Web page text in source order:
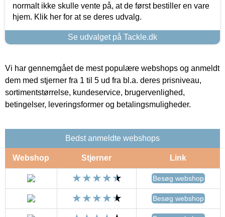
normalt ikke skulle vente på, at de først bestiller en vare
hjem. Klik her for at se deres udvalg.
Se udvalget på Tackle.dk
Vi har gennemgået de mest populære webshops og anmeldt
dem med stjerner fra 1 til 5 ud fra bl.a. deres prisniveau,
sortimentstørrelse, kundeservice, brugervenlighed,
betingelser, leveringsformer og betalingsmuligheder.
Bedst anmeldte webshops
Webshop Stjerner Link
Besøg webshop
Besøg webshop